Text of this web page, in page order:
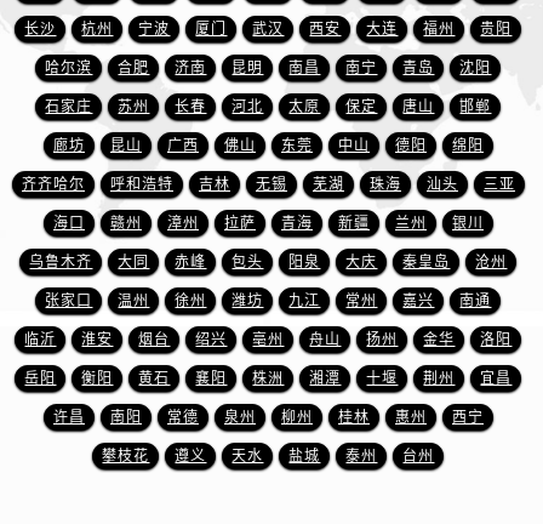
山东省临沂市兰山区解放路万国售后服务中心（需提前预约）
山东省日照市东港区烟台路万国售后服务中心（需提前预约）
山东省泰安市泰山区财源街道泰山大街万国售后服务中心（需提前预约）
山东省威海市环翠区新威海路89号振华商厦一楼名表维修万国售后服务中心（需提前预约）
山东省潍坊市奎文区东风东街万国售后服务中心（需提前预约）
山东省枣庄市滕州市北辛路与善国路交叉口万国售后服务中心（需提前预约）
山东省淄博市张店区金晶大道万国售后服务中心（需提前预约）
上海市黄浦区南京东路299号宏伊国际广场写字楼8层806室万国售后服务中心（需提前预约）
上海市徐汇区虹桥路3号港汇中心2座37层3705室万国售后服务中心（需提前预约）
浙江省杭州市上城区钱江路1366号华润大厦A座5层503-5室万国售后服务中心（需提前预约）
浙江省湖州市吴兴区劳动路万国售后服务中心（需提前预约）
浙江省嘉兴市南湖区广益路705号嘉兴世界贸易中心A座13层1304室万国售后服务中心（需提前预约）
浙江省金华市金东区东市南街777号金华万达广场4号楼22楼2209室万国售后服务中心（需提前预约）
长沙 杭州 宁波 厦门 武汉 西安 大连 福州 贵阳
哈尔滨 合肥 济南 昆明 南昌 南宁 青岛 沈阳
石家庄 苏州 长春 河北 太原 保定 唐山 邯郸
廊坊 昆山 广西 佛山 东莞 中山 德阳 绵阳
齐齐哈尔 呼和浩特 吉林 无锡 芜湖 珠海 汕头 三亚
海口 赣州 漳州 拉萨 青海 新疆 兰州 银川
乌鲁木齐 大同 赤峰 包头 阳泉 大庆 秦皇岛 沧州
张家口 温州 徐州 潍坊 九江 常州 嘉兴 南通
临沂 淮安 烟台 绍兴 亳州 舟山 扬州 金华 洛阳
岳阳 衡阳 黄石 襄阳 株洲 湘潭 十堰 荆州 宜昌
许昌 南阳 常德 泉州 柳州 桂林 惠州 西宁
攀枝花 遵义 天水 盐城 泰州 台州